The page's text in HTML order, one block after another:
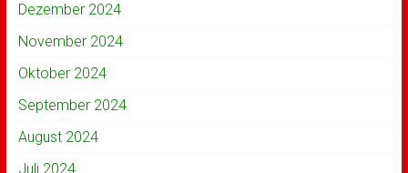
Dezember 2024
November 2024
Oktober 2024
September 2024
August 2024
Juli 2024